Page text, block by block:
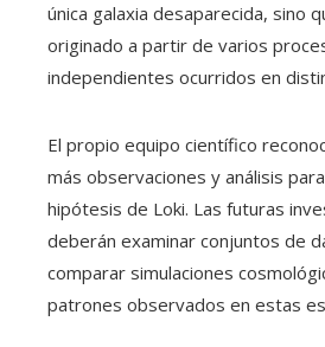
única galaxia desaparecida, sino
originado a partir de varios
independientes ocurridos en
El propio equipo científico
más observaciones y análisis
hipótesis de Loki. Las futuras
deberán examinar conjuntos de
comparar simulaciones
patrones observados en estas